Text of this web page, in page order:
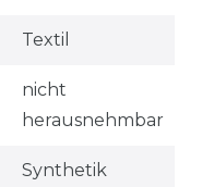
Textil
nicht
herausnehmbar
Synthetik